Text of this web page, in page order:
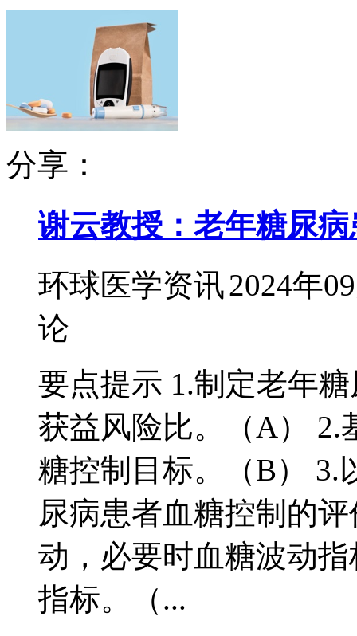
分享：
谢云教授：老年糖尿
环球医学资讯2024年
论
要点提示 1.制定老年
获益风险比。（A） 2.
糖控制目标。（B） 3.
尿病患者血糖控制的
动，必要时血糖波动
指标。（...